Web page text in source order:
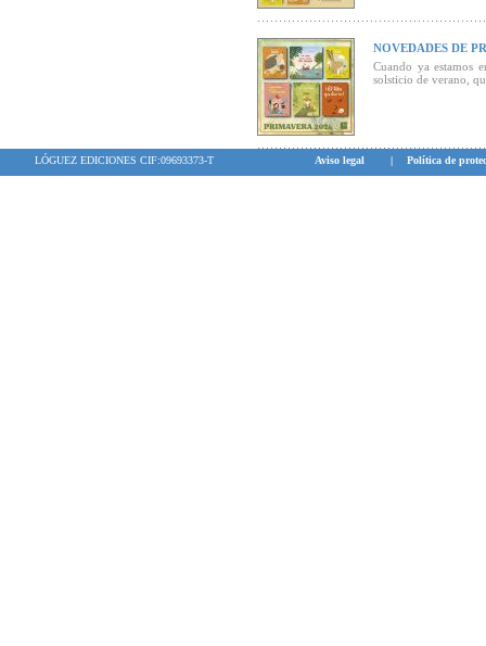
NOVEDADES DE
Cuando ya estamos
solsticio de verano,
LÓGUEZ EDICIONES CIF:09693373-T Aviso legal | Política de